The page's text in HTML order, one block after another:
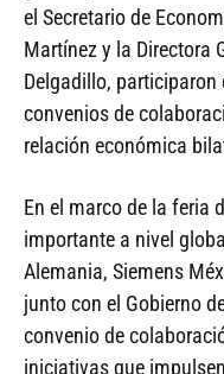
el Secretario de
Martínez y la Directora
Delgadillo,
convenios de
relación económica
En el marco de la feria
importante a nivel
Alemania, Siemens
junto con el Gobierno
convenio de
iniciativas que